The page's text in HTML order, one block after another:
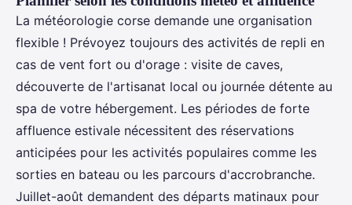
La météorologie corse demande une organisation
flexible ! Prévoyez toujours des activités de repli en
cas de vent fort ou d'orage : visite de caves,
découverte de l'artisanat local ou journée détente au
spa de votre hébergement. Les périodes de forte
affluence estivale nécessitent des réservations
anticipées pour les activités populaires comme les
sorties en bateau ou les parcours d'accrobranche.
Juillet-août demandent des départs matinaux pour